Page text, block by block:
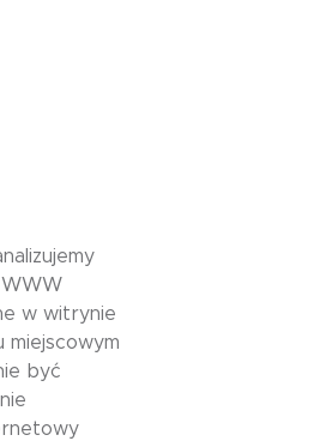
w witrynie
miejscowym
być